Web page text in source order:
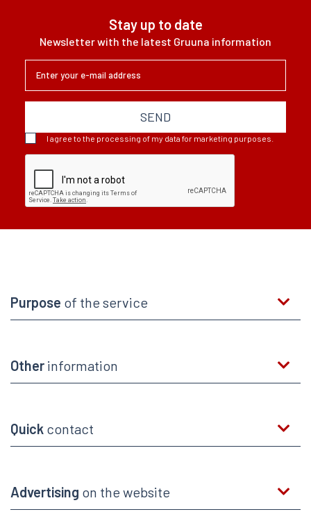
Stay up to date
Newsletter with the latest Gruuna information
SEND
I agree to the processing of my data for marketing purposes.
Purpose of the service
Other information
Quick contact
Advertising on the website